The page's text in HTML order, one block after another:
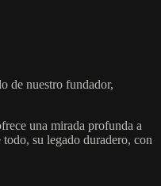
de nuestro fundador,
una mirada profunda a
su legado duradero, con